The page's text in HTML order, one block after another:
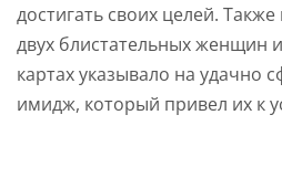
достигать своих целей.
двух блистательных женщин
картах указывало на удачно
имидж, который привел их к